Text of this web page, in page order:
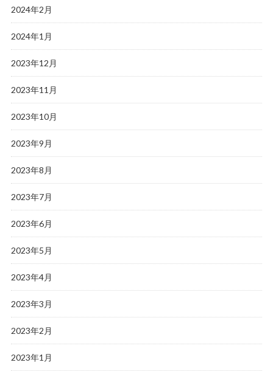
2024年2月
2024年1月
2023年12月
2023年11月
2023年10月
2023年9月
2023年8月
2023年7月
2023年6月
2023年5月
2023年4月
2023年3月
2023年2月
2023年1月